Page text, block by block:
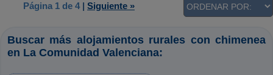
Página 1 de 4| Siguiente »
Buscar más alojamientos rurales con chimenea
en La Comunidad Valenciana: